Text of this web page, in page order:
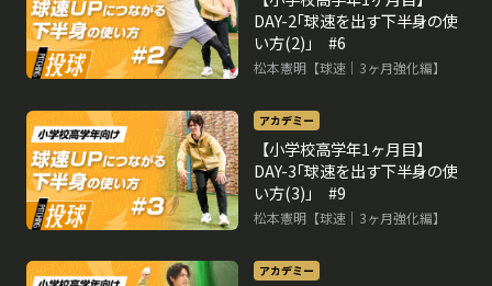
DAY-2｢球速を出す下半身の使
い方(2)｣ #6
松本憲明【球速｜3ヶ月強化編】
アカデミー
【小学校高学年1ヶ月目】
DAY-3｢球速を出す下半身の使
い方(3)｣ #9
松本憲明【球速｜3ヶ月強化編】
アカデミー